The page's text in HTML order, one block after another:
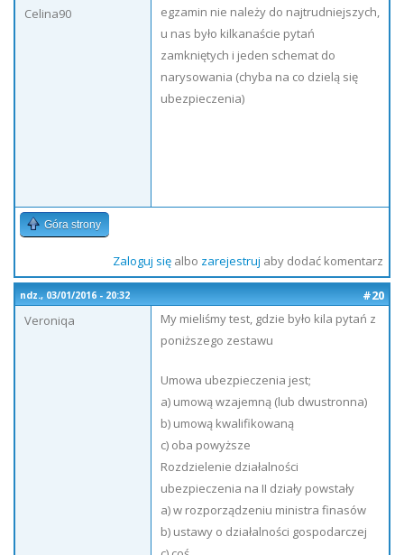
Celina90
egzamin nie należy do najtrudniejszych,
u nas było kilkanaście pytań
zamkniętych i jeden schemat do
narysowania (chyba na co dzielą się
ubezpieczenia)
Góra strony
Zaloguj sięalbo zarejestruj aby dodać komentarz
ndz., 03/01/2016 - 20:32
#20
Veroniqa
My mieliśmy test, gdzie było kila pytań z
poniższego zestawu
Umowa ubezpieczenia jest;
a) umową wzajemną (lub dwustronna)
b) umową kwalifikowaną
c) oba powyższe
Rozdzielenie działalności
ubezpieczenia na II działy powstały
a) w rozporządzeniu ministra finasów
b) ustawy o działalności gospodarczej